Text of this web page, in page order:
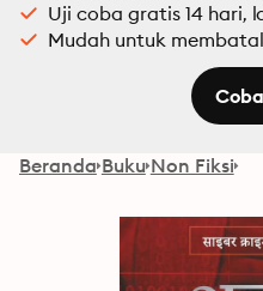
Uji coba gratis 14 hari,
Mudah untuk
Beranda Buku Non Fiksi